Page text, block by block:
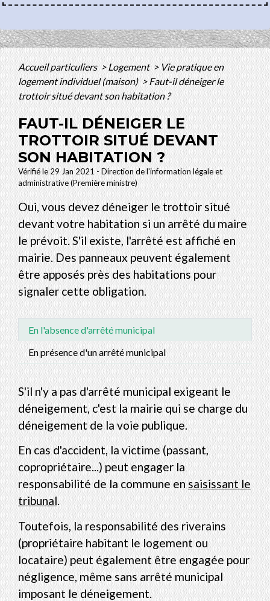
Accueil particuliers> Logement>Vie pratique en
logement individuel (maison) > Faut-il déneiger le
trottoir situé devant son habitation ?
FAUT-IL DÉNEIGER LE
TROTTOIR SITUÉ DEVANT
SON HABITATION ?
Vérifié le 29 Jan 2021 - Direction de l'information légale et
administrative (Première ministre)
Oui, vous devez déneiger le trottoir situé
devant votre habitation si un arrêté du maire
le prévoit. S'il existe, l'arrêté est affiché en
mairie. Des panneaux peuvent également
être apposés près des habitations pour
signaler cette obligation.
En l'absence d'arrêté municipal
En présence d'un arrêté municipal
S'il n'y a pas d'arrêté municipal exigeant le
déneigement, c'est la mairie qui se charge du
déneigement de la voie publique.
En cas d'accident, la victime (passant,
copropriétaire...) peut engager la
responsabilité de la commune ensaisissant le
tribunal.
Toutefois, la responsabilité des riverains
(propriétaire habitant le logement ou
locataire) peut également être engagée pour
négligence, même sans arrêté municipal
imposant le déneigement.